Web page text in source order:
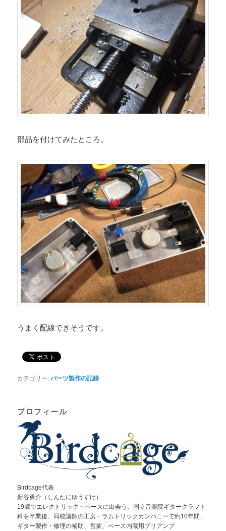
部品を付けてみたところ。
うまく配線できそうです。
カテゴリー: パーツ製作の記録
プロフィール
Birdcage代表
新谷勇介（しんたにゆうすけ）
19歳でエレクトリック・ベースに出会う。国立音楽院ギタークラフト
科を卒業後、同校講師の工房・ラムトリックカンパニーで約10年間、
ギター製作・修理の補助、営業、ベース内蔵用プリアンプ